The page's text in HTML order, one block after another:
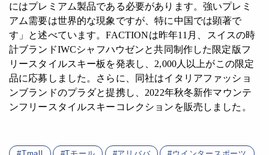
にはプレミアム製品である必要があります。強いプレミ
アム需要は世界的な現象ですが、特に中国では顕著で
す」と述べています。FACTIONは昨年11月、スイスの時
計ブランドIWCシャフハウゼンと共同制作した限定版フ
リースタイルスキー板を発表し、2,000人以上がこの限定
品に応募しました。さらに、同社はイタリアファッショ
ンブランドのプラダと提携し、2022年秋冬新作マウンテ
ンフリースタイルスキーコレクションを販売しました。